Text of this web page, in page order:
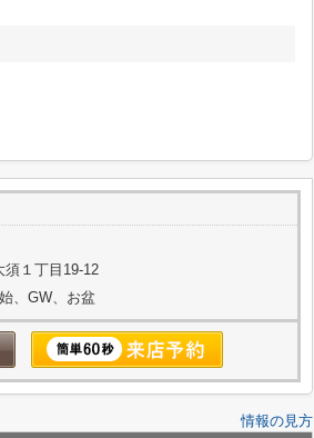
須１丁目19-12
、GW、お盆
情報の見方